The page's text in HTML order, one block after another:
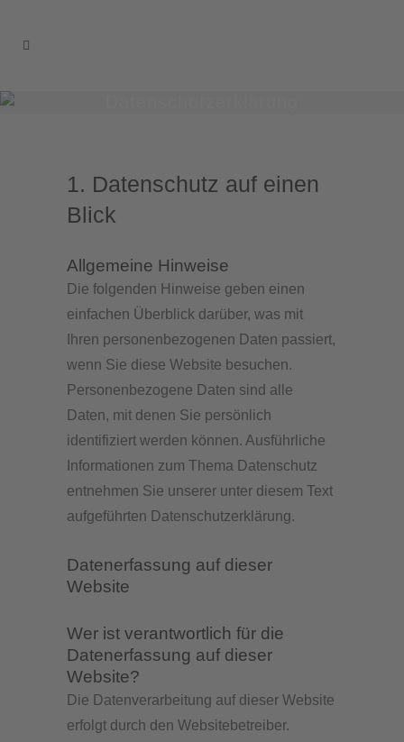
1. Datenschutz auf einen
Blick
Allgemeine Hinweise
Die folgenden Hinweise geben einen
einfachen Überblick darüber, was mit
Ihren personenbezogenen Daten passiert,
wenn Sie diese Website besuchen.
Personenbezogene Daten sind alle
Daten, mit denen Sie persönlich
identifiziert werden können. Ausführliche
Informationen zum Thema Datenschutz
entnehmen Sie unserer unter diesem Text
aufgeführten Datenschutzerklärung.
Datenerfassung auf dieser
Website
Wer ist verantwortlich für die
Datenerfassung auf dieser
Website?
Die Datenverarbeitung auf dieser Website
erfolgt durch den Websitebetreiber.